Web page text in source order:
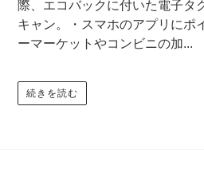
際、エコバックに付いた電子タ
キャン。・スマホのアプリにポ
ーマーケットやコンビニの加...
続きを読む